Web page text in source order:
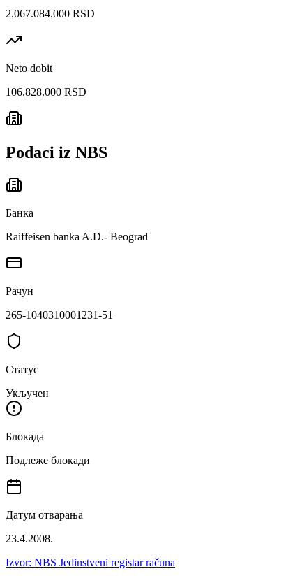
2.067.084.000 RSD
Neto dobit
106.828.000 RSD
Podaci iz NBS
Банка
Raiffeisen banka A.D.- Beograd
Рачун
265-1040310001231-51
Статус
Укључен
Блокада
Подлеже блокади
Датум отварања
23.4.2008.
Izvor: NBS Jedinstveni registar računa